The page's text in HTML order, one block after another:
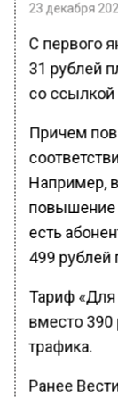
23 декабря
С первого
31 рублей
со ссылкой
Причем
Например,
повышение
есть
499 рублей
Тариф «Для
вместо 390
трафика.
Ранее